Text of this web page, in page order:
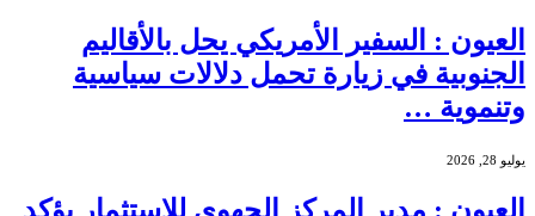
العيون : السفير الأمريكي يحل بالأقاليم
الجنوبية في زيارة تحمل دلالات سياسية
وتنموية …
يوليو 28, 2026